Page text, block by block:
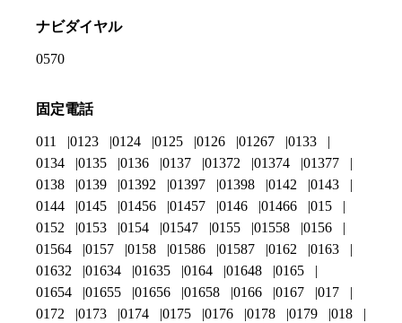
ナビダイヤル
0570
固定電話
011 0123 0124 0125 0126 01267
0133
0134
0135 0136 0137 01372 01374
01377
0138
0139 01392 01397 01398 0142
0143
0144
0145 01456 01457 0146 01466
015
0152
0153 0154 01547 0155 01558
0156
01564
0157 0158 01586 01587 0162
0163
01632
01634 01635 0164 01648
0165
01654
01655 01656 01658 0166 0167
017
0172
0173 0174 0175 0176 0178 0179 018